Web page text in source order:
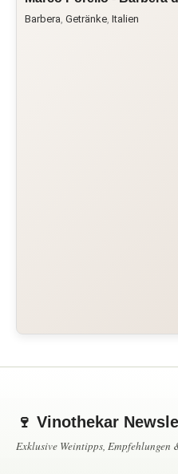
Barbera, Getränke, Italien
🍷 Vinothekar
Exklusive Weintipps, Empfehlungen